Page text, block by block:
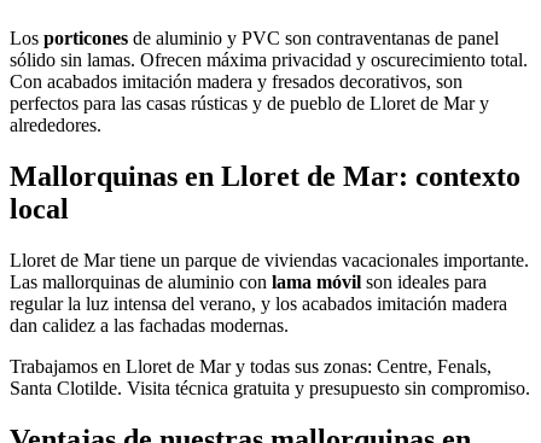
Los porticones de aluminio y PVC son contraventanas de panel
sólido sin lamas. Ofrecen máxima privacidad y oscurecimiento total.
Con acabados imitación madera y fresados decorativos, son
perfectos para las casas rústicas y de pueblo de Lloret de Mar y
alrededores.
Mallorquinas en Lloret de Mar: contexto
local
Lloret de Mar tiene un parque de viviendas vacacionales importante.
Las mallorquinas de aluminio con lama móvil son ideales para
regular la luz intensa del verano, y los acabados imitación madera
dan calidez a las fachadas modernas.
Trabajamos en Lloret de Mar y todas sus zonas: Centre, Fenals,
Santa Clotilde. Visita técnica gratuita y presupuesto sin compromiso.